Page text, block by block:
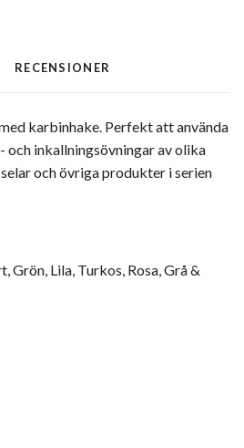
RECENSIONER
karbinhake. Perfekt att använda
och inkallningsövningar av olika
och övriga produkter i serien
Grön, Lila, Turkos, Rosa, Grå &